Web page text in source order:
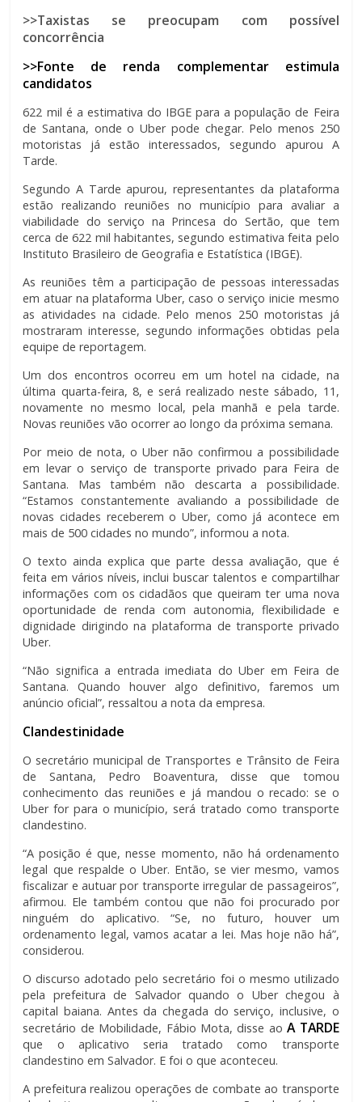
>>Taxistas se preocupam com possível
concorrência
>>Fonte de renda complementar estimula
candidatos
622 mil é a estimativa do IBGE para a população de Feira
de Santana, onde o Uber pode chegar. Pelo menos 250
motoristas já estão interessados, segundo apurou A
Tarde.
Segundo A Tarde apurou, representantes da plataforma
estão realizando reuniões no município para avaliar a
viabilidade do serviço na Princesa do Sertão, que tem
cerca de 622 mil habitantes, segundo estimativa feita pelo
Instituto Brasileiro de Geografia e Estatística (IBGE).
As reuniões têm a participação de pessoas interessadas
em atuar na plataforma Uber, caso o serviço inicie mesmo
as atividades na cidade. Pelo menos 250 motoristas já
mostraram interesse, segundo informações obtidas pela
equipe de reportagem.
Um dos encontros ocorreu em um hotel na cidade, na
última quarta-feira, 8, e será realizado neste sábado, 11,
novamente no mesmo local, pela manhã e pela tarde.
Novas reuniões vão ocorrer ao longo da próxima semana.
Por meio de nota, o Uber não confirmou a possibilidade
em levar o serviço de transporte privado para Feira de
Santana. Mas também não descarta a possibilidade.
“Estamos constantemente avaliando a possibilidade de
novas cidades receberem o Uber, como já acontece em
mais de 500 cidades no mundo”, informou a nota.
O texto ainda explica que parte dessa avaliação, que é
feita em vários níveis, inclui buscar talentos e compartilhar
informações com os cidadãos que queiram ter uma nova
oportunidade de renda com autonomia, flexibilidade e
dignidade dirigindo na plataforma de transporte privado
Uber.
“Não significa a entrada imediata do Uber em Feira de
Santana. Quando houver algo definitivo, faremos um
anúncio oficial”, ressaltou a nota da empresa.
Clandestinidade
O secretário municipal de Transportes e Trânsito de Feira
de Santana, Pedro Boaventura, disse que tomou
conhecimento das reuniões e já mandou o recado: se o
Uber for para o município, será tratado como transporte
clandestino.
“A posição é que, nesse momento, não há ordenamento
legal que respalde o Uber. Então, se vier mesmo, vamos
fiscalizar e autuar por transporte irregular de passageiros”,
afirmou. Ele também contou que não foi procurado por
ninguém do aplicativo. “Se, no futuro, houver um
ordenamento legal, vamos acatar a lei. Mas hoje não há”,
considerou.
O discurso adotado pelo secretário foi o mesmo utilizado
pela prefeitura de Salvador quando o Uber chegou à
capital baiana. Antes da chegada do serviço, inclusive, o
secretário de Mobilidade, Fábio Mota, disse aoA TARDE
que o aplicativo seria tratado como transporte
clandestino em Salvador. E foi o que aconteceu.
A prefeitura realizou operações de combate ao transporte